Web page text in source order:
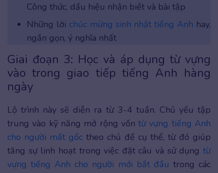
Công thức, dấu hiệu nhận biết và bài tập
Những lời chúc mừng sinh nhật tiếng Anh hay,
ngắn gọn, ý nghĩa nhất
Giai đoạn 3: Học và áp dụng từ vựng
vào trong giao tiếp tiếng Anh hàng
ngày
Lộ trình này sẽ diễn ra từ 3-4 tuần. Chủ yếu tập
trung vào kỹ năng mở rộng vốntừ vựng tiếng Anh
cho người mất gốc theo chủ đề cụ thể, từ đó giúp
tăng sự linh hoạt trong việc đặt câu và sử dụng từ
vựng tiếng Anh cho người mới bắt đầu trong các